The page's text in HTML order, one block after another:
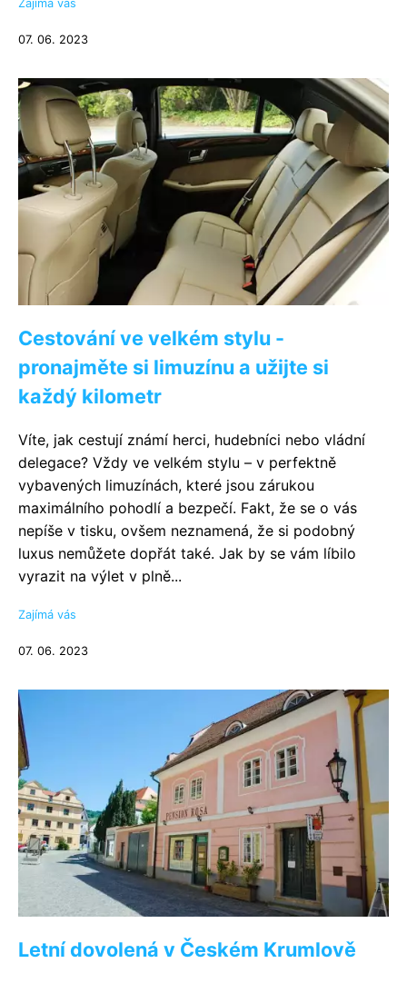
Zajímá vás
07. 06. 2023
Cestování ve velkém stylu -
pronajměte si limuzínu a užijte si
každý kilometr
Víte, jak cestují známí herci, hudebníci nebo vládní
delegace? Vždy ve velkém stylu – v perfektně
vybavených limuzínách, které jsou zárukou
maximálního pohodlí a bezpečí. Fakt, že se o vás
nepíše v tisku, ovšem neznamená, že si podobný
luxus nemůžete dopřát také. Jak by se vám líbilo
vyrazit na výlet v plně...
Zajímá vás
07. 06. 2023
Letní dovolená v Českém Krumlově